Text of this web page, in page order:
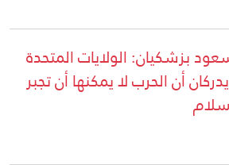
بزشكيان: الولايات المتحدة
أن الحرب لا يمكنها أن تجبر